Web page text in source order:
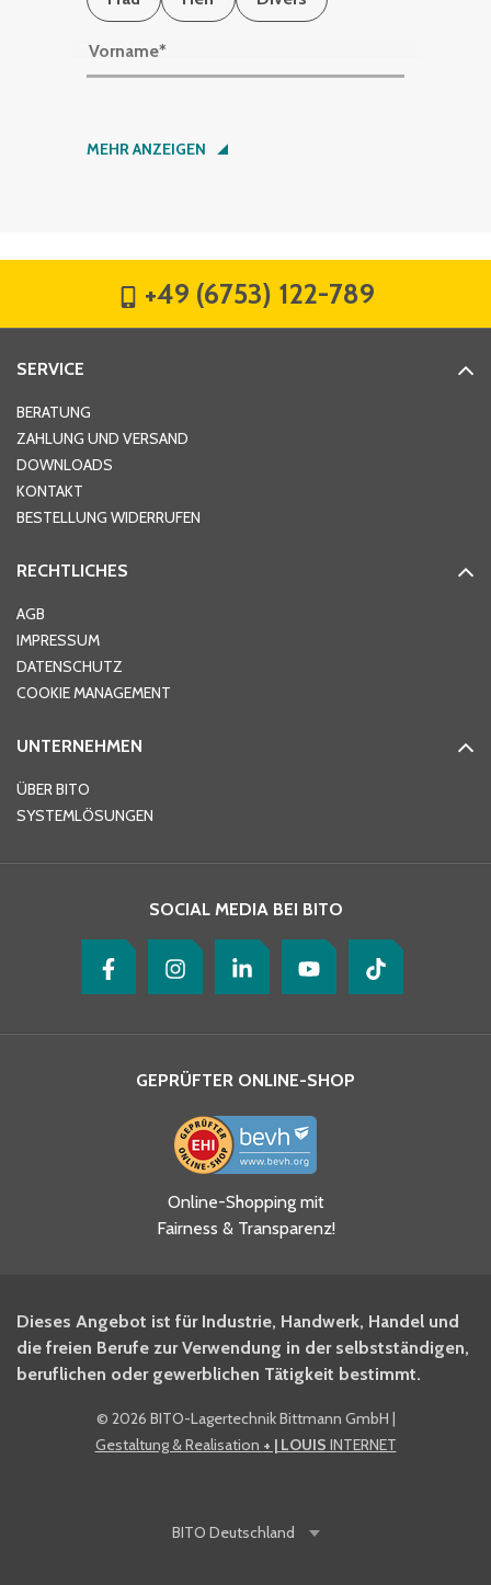
Vorname*
Nachname*
Hausnummer
Ort*
Telefon
Ja, ich habe die
Datenschutzhinweise gelesen
und akzeptiere diese.
BITO Newsletter Fachwissen
Intralogistiker anmelden.
Ja, ich möchte mich für den
BITO Shop-Newsletter
MEHR ANZEIGEN
+49 (6753) 122-789
SERVICE
BERATUNG
ZAHLUNG UND VERSAND
DOWNLOADS
KONTAKT
BESTELLUNG WIDERRUFEN
RECHTLICHES
AGB
IMPRESSUM
DATENSCHUTZ
COOKIE MANAGEMENT
UNTERNEHMEN
ÜBER BITO
SYSTEMLÖSUNGEN
SOCIAL MEDIA BEI BITO
GEPRÜFTER ONLINE-SHOP
Online-Shopping mit
Fairness & Transparenz!
Dieses Angebot ist für Industrie, Handwerk, Handel und
die freien Berufe zur Verwendung in der selbstständigen,
beruflichen oder gewerblichen Tätigkeit bestimmt.
© 2026 BITO-Lagertechnik Bittmann GmbH |
Gestaltung & Realisation + | LOUIS INTERNET
BITO Deutschland